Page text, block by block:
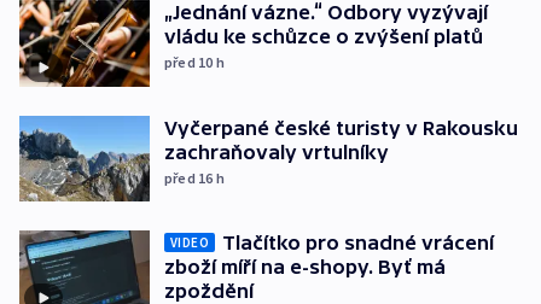
„Jednání vázne.“ Odbory vyzývají
vládu ke schůzce o zvýšení platů
před 10 h
Vyčerpané české turisty v Rakousku
zachraňovaly vrtulníky
před 16 h
VIDEO
Tlačítko pro snadné vrácení
zboží míří na e-shopy. Byť má
zpoždění